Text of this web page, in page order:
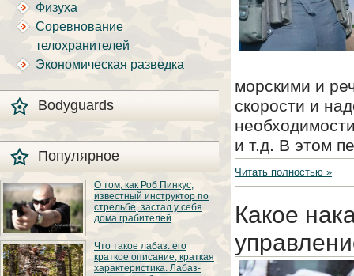
Физуха
Соревнование
телохранителей
Экономическая разведка
Bodyguards
Популярное
О том, как Роб Пинкус,
известный инструктор по
стрельбе, застал у себя
дома грабителей
Вот вы всё говорите:
«В США круто, там
можно любого
постороннего в своём
Что такое лабаз: его
краткое описание, краткая
характеристика. Лабаз-
морскими и
скорости и
и т.д. В этом
Читать полностью »
Какое